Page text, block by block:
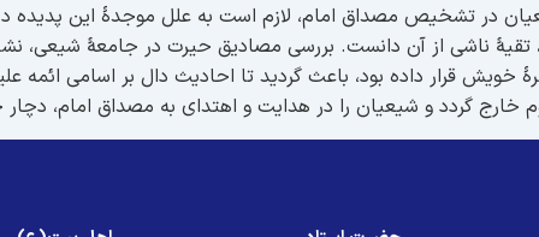
در تشخیص مصداق امام، لازم است به علل موجدۀ این پدیده
تقیۀ ناشی از آن دانست. بررسی مصادیق حیرت در جامعۀ شیعی،
قرار داده بود، باعث گردید تا احادیث دال بر اسامی
گردد و شیعیان را در هدایت و اهتدای به مصداق امام،